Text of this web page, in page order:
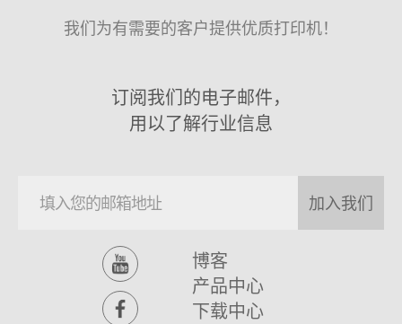
我们为有需要的客户提供优质打印机！
订阅我们的电子邮件，
用以了解行业信息
加入我们
博客
产品中心
下载中心